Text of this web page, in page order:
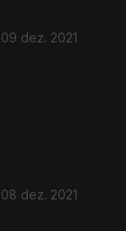
09 dez. 2021
08 dez. 2021